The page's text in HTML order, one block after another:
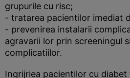
grupurile cu risc;
- tratarea pacientilor imediat
- prevenirea instalarii
agravarii lor prin screeningul
complicatiilor.
Ingrijriea pacientilor cu